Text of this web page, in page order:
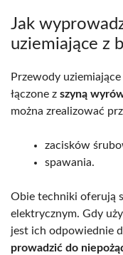
Jak
uziemiające z
Przewody
łączone z szyną
można zrealizować
zacisków
spawania.
Obie techniki oferują
elektrycznym. Gdy
jest ich odpowiednie
prowadzić do